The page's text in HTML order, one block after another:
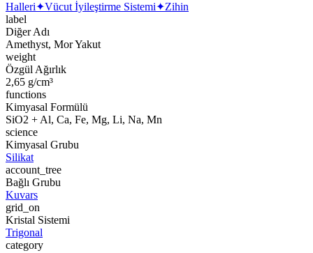
Halleri✦Vücut İyileştirme Sistemi✦Zihin
label
Diğer Adı
Amethyst, Mor Yakut
weight
Özgül Ağırlık
2,65 g/cm³
functions
Kimyasal Formülü
SiO2 + Al, Ca, Fe, Mg, Li, Na, Mn
science
Kimyasal Grubu
Silikat
account_tree
Bağlı Grubu
Kuvars
grid_on
Kristal Sistemi
Trigonal
category